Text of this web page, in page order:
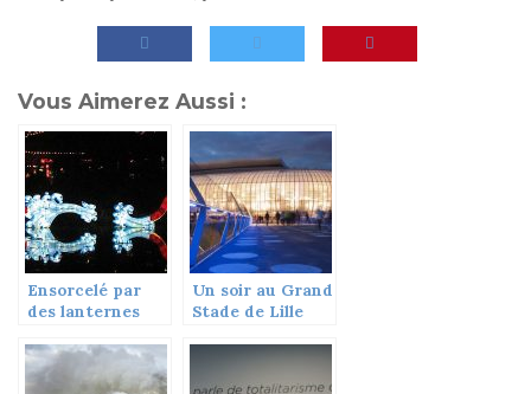
Vous Aimerez Aussi :
Ensorcelé par
des lanternes
Montréal
Un soir au Grand
Stade de Lille